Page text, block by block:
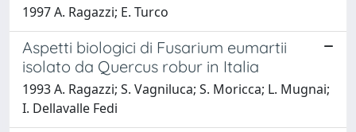
1997 A. Ragazzi; E. Turco
Aspetti biologici di Fusarium eumartii
isolato da Quercus robur in Italia
1993 A. Ragazzi; S. Vagniluca; S. Moricca; L. Mugnai;
I. Dellavalle Fedi